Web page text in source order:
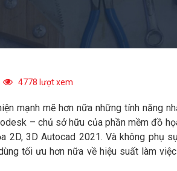
4778 lượt xem
mạnh mẽ hơn nữa những tính năng
– chủ sở hữu của phần mềm đồ
2D, 3D Autocad 2021. Và không phụ
tối ưu hơn nữa về hiệu suất làm